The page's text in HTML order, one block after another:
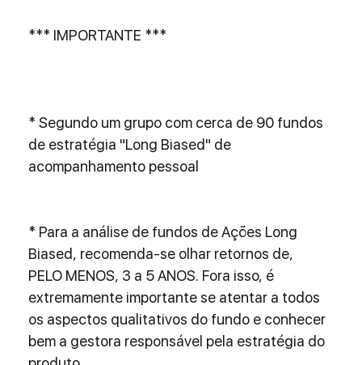
*** IMPORTANTE ***
* Segundo um grupo com cerca de 90 fundos
de estratégia "Long Biased" de
acompanhamento pessoal
* Para a análise de fundos de Ações Long
Biased, recomenda-se olhar retornos de,
PELO MENOS, 3 a 5 ANOS. Fora isso, é
extremamente importante se atentar a todos
os aspectos qualitativos do fundo e conhecer
bem a gestora responsável pela estratégia do